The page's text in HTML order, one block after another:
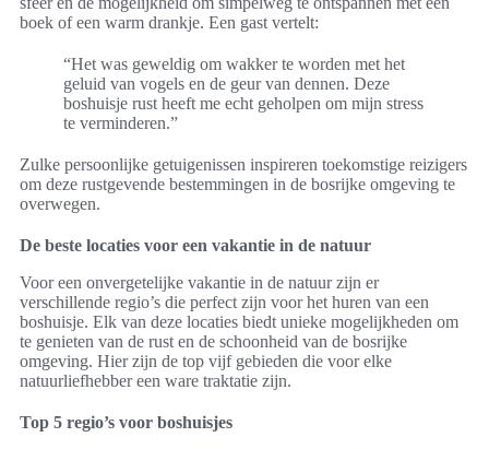
boek of een warm drankje. Een gast vertelt:
“Het was geweldig om wakker te worden met het
geluid van vogels en de geur van dennen. Deze
boshuisje rust heeft me echt geholpen om mijn stress
te verminderen.”
Zulke persoonlijke getuigenissen inspireren toekomstige reizigers
om deze rustgevende bestemmingen in de bosrijke omgeving te
overwegen.
De beste locaties voor een vakantie in de natuur
Voor een onvergetelijke vakantie in de natuur zijn er
verschillende regio’s die perfect zijn voor het huren van een
boshuisje. Elk van deze locaties biedt unieke mogelijkheden om
te genieten van de rust en de schoonheid van de bosrijke
omgeving. Hier zijn de top vijf gebieden die voor elke
natuurliefhebber een ware traktatie zijn.
Top 5 regio’s voor boshuisjes